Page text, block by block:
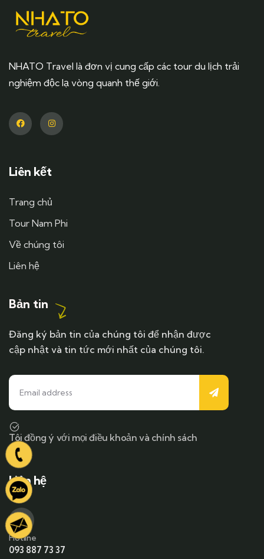
NHATO Travel là đơn vị cung cấp các tour du lịch trải
nghiệm độc lạ vòng quanh thế giới.
Liên kết
Trang chủ
Tour Nam Phi
Về chúng tôi
Liên hệ
Bản tin
Đăng ký bản tin của chúng tôi để nhận được
cập nhật và tin tức mới nhất của chúng tôi.
Tôi đồng ý với mọi điều khoản và chính sách
Liên hệ
Hotline
093 887 73 37